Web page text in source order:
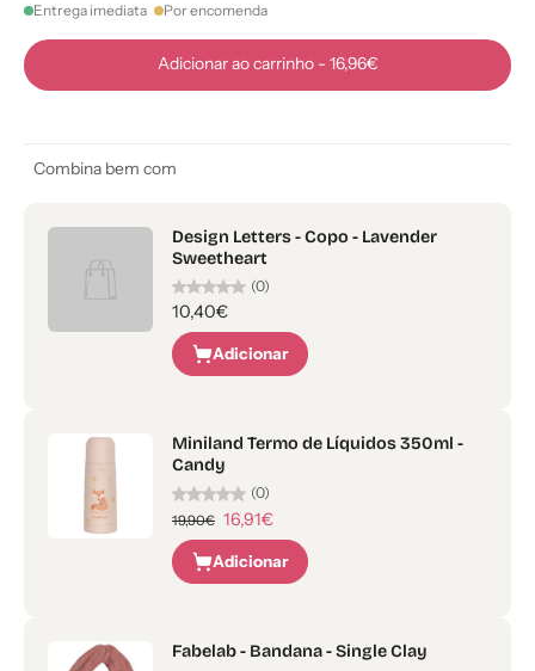
Entrega imediata Por encomenda
Adicionar ao carrinho - 16,96€
Combina bem com
Design Letters - Copo - Lavender
Sweetheart
(0)
10,40€
Adicionar
Miniland Termo de Líquidos 350ml -
Candy
(0)
19,90€ 16,91€
Adicionar
Fabelab - Bandana - Single Clay